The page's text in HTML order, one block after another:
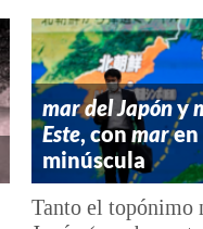
mar del Japóny
Este, conmaren
minúscula
Tanto el topónimo